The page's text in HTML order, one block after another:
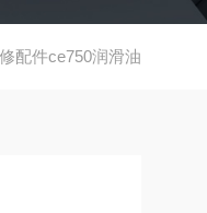
配件ce750润滑油